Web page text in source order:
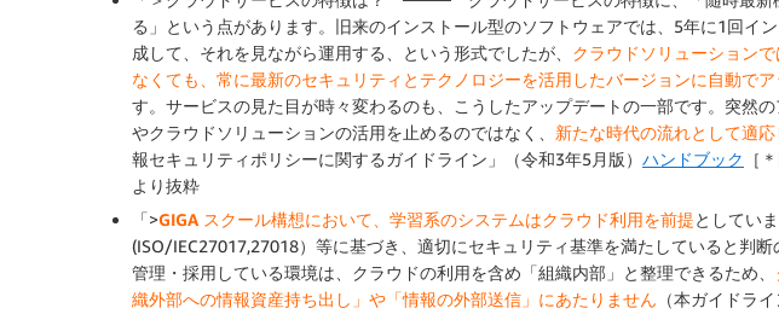
る」という点があります。旧来のインストール型のソフトウェアでは、5年に1回イ
成して、それを見ながら運用する、という形式でしたが、 クラウドソリューション
なくても、常に最新のセキュリティとテクノロジーを活用したバージョンに自動で
す。サービスの見た目が時々変わるのも、こうしたアップデートの一部です。突然
やクラウドソリューションの活用を止めるのではなく、 新たな時代の流れとして適応
報セキュリティポリシーに関するガイドライン」（令和3年5月版） ハンドブック
［
より抜粋
「>GIGA スクール構想において、学習系のシステムはクラウド利用を前提としてい
(ISO/IEC27017,27018）等に基づき、適切にセキュリティ基準を満たしていると判断
管理・採用している環境は、クラウドの利用を含め「組織内部」と整理できるため、
織外部への情報資産持ち出し」や「情報の外部送信」にあたりません （本ガイドラ